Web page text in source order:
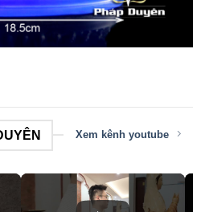
Xem kênh youtube